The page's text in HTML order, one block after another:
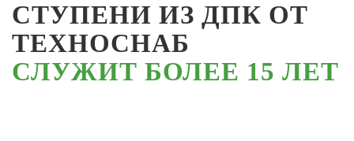
СТУПЕНИ ИЗ ДПК ОТ
ТЕХНОСНАБ
СЛУЖИТ БОЛЕЕ 15 ЛЕТ